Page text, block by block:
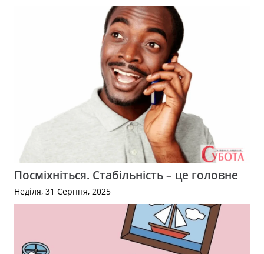
Посміхніться. Стабільність – це головне
Неділя, 31 Серпня, 2025